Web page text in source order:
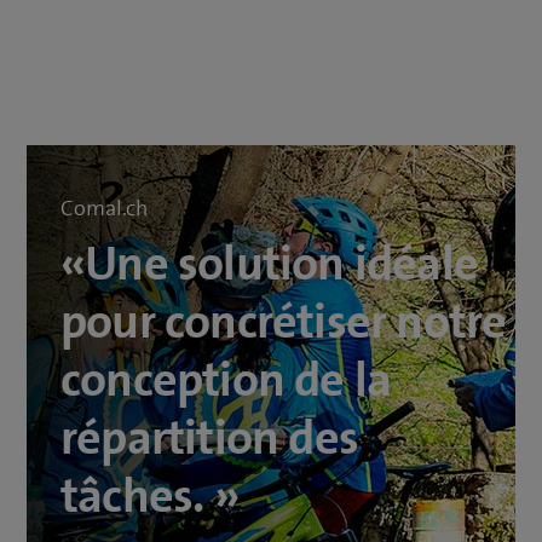
Comal.ch
«Une solution idéale
pour concrétiser notre
conception de la
répartition des
tâches. »